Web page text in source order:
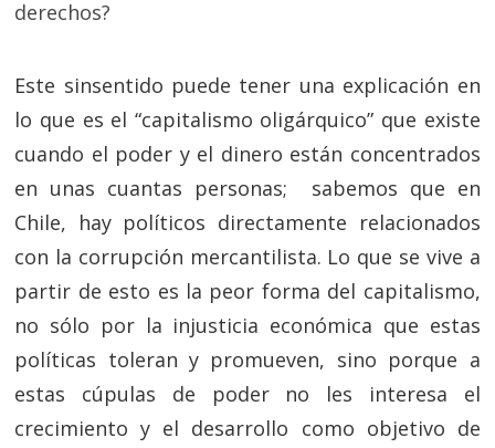
derechos?
Este sinsentido puede tener una explicación en
lo que es el “capitalismo oligárquico” que existe
cuando el poder y el dinero están concentrados
en unas cuantas personas; sabemos que en
Chile, hay políticos directamente relacionados
con la corrupción mercantilista. Lo que se vive a
partir de esto es la peor forma del capitalismo,
no sólo por la injusticia económica que estas
políticas toleran y promueven, sino porque a
estas cúpulas de poder no les interesa el
crecimiento y el desarrollo como objetivo de